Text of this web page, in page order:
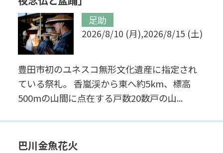
足助
2026/8/10 (月),2026/8/15 (土)
豊田市初のユネスコ無形文化遺産に指定され
ている祭礼。 香嵐渓から東へ約5km、標高
500mの山間に点在する戸数20数戸の山...
巴川金魚花火